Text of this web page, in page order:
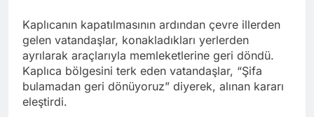
Kaplıcanın kapatılmasının ardından çevre illerden
gelen vatandaşlar, konakladıkları yerlerden
ayrılarak araçlarıyla memleketlerine geri döndü.
Kaplıca bölgesini terk eden vatandaşlar, “Şifa
bulamadan geri dönüyoruz” diyerek, alınan kararı
eleştirdi.